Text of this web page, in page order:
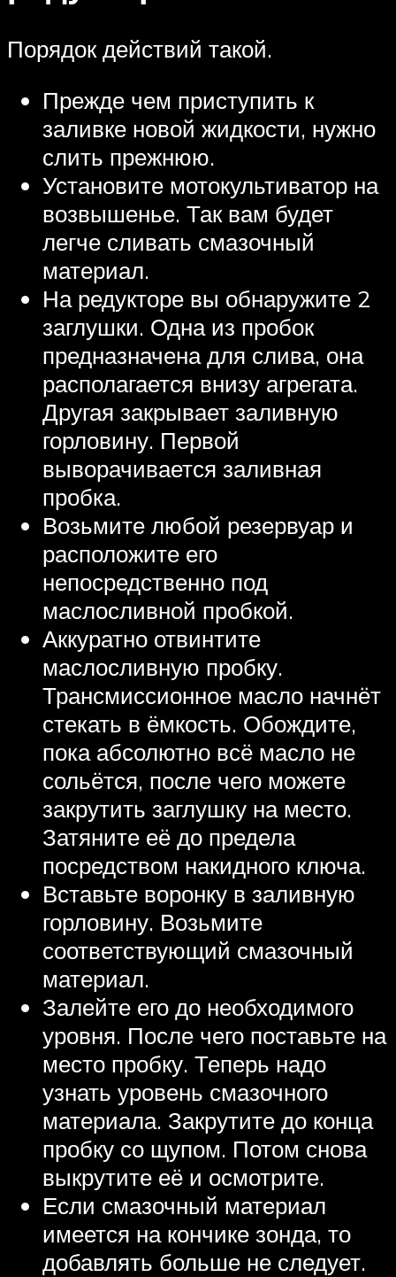
Порядок действий такой.
Прежде чем приступить к
заливке новой жидкости, нужно
слить прежнюю.
Установите мотокультиватор на
возвышенье. Так вам будет
легче сливать смазочный
материал.
На редукторе вы обнаружите 2
заглушки. Одна из пробок
предназначена для слива, она
располагается внизу агрегата.
Другая закрывает заливную
горловину. Первой
выворачивается заливная
пробка.
Возьмите любой резервуар и
расположите его
непосредственно под
маслосливной пробкой.
Аккуратно отвинтите
маслосливную пробку.
Трансмиссионное масло начнёт
стекать в ёмкость. Обождите,
пока абсолютно всё масло не
сольётся, после чего можете
закрутить заглушку на место.
Затяните её до предела
посредством накидного ключа.
Вставьте воронку в заливную
горловину. Возьмите
соответствующий смазочный
материал.
Залейте его до необходимого
уровня. После чего поставьте на
место пробку. Теперь надо
узнать уровень смазочного
материала. Закрутите до конца
пробку со щупом. Потом снова
выкрутите её и осмотрите.
Если смазочный материал
имеется на кончике зонда, то
добавлять больше не следует.